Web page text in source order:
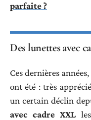
parfaite ?
Des lunettes avec
Ces dernières
ont été : très
un certain déclin
avec cadre XXL